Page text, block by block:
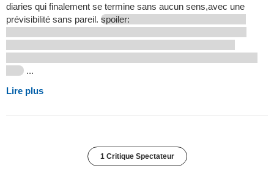
diaries qui finalement se termine sans aucun sens,avec une
prévisibilité sans pareil. spoiler:
...
Lire plus
1 Critique Spectateur